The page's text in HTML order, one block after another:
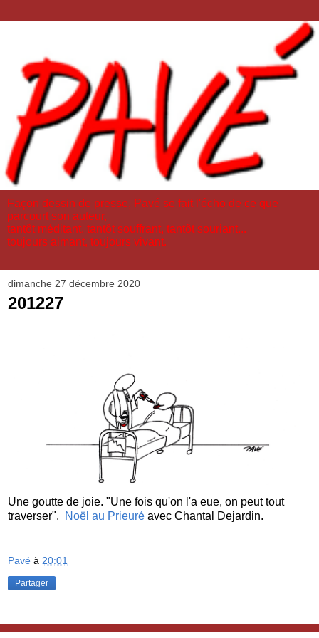
Façon dessin de presse, Pavé se fait l'écho de ce que
parcourt son auteur,
tantôt méditant, tantôt souffrant, tantôt souriant...
toujours aimant, toujours vivant.
dimanche 27 décembre 2020
201227
Une goutte de joie. "Une fois qu'on l'a eue, on peut tout
traverser".
Noël au Prieuré avec Chantal Dejardin.
Pavé à 20:01
Partager